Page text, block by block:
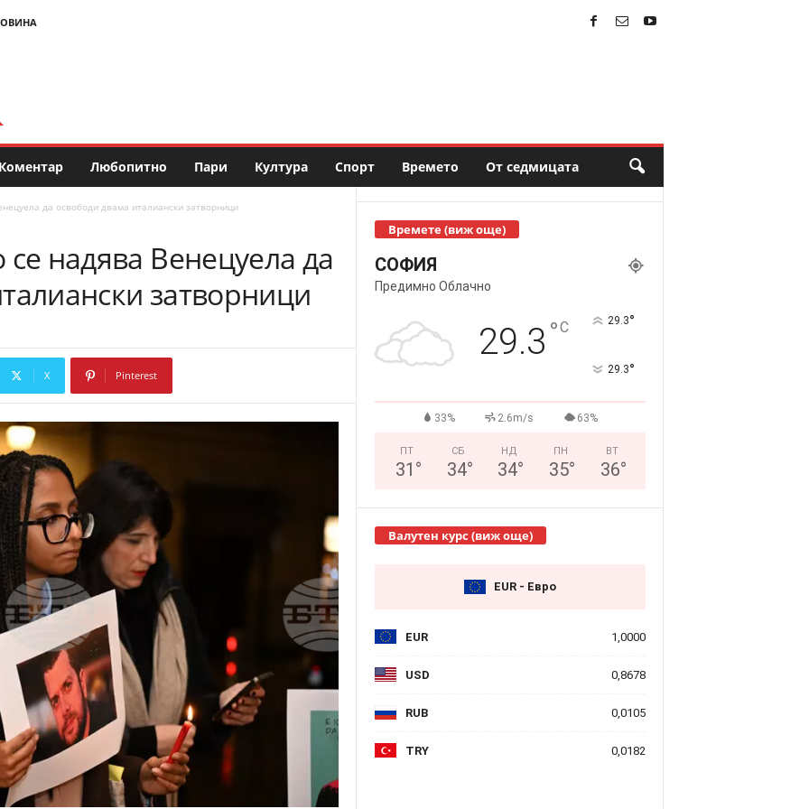
Коментар Любопитно Пари Култура Спорт Времето От седмицата
да освободи двама италиански затворници
надява Венецуела да
затворници
X Pinterest
Времете (виж още)
СОФИЯ
Предимно Облачно
29.3 °C 29.3°
29.3°
33% 2.6m/s 63%
ПТ
31 °
СБ
34°
НД
34°
ПН
35°
ВТ
36°
Валутен курс (виж още)
EUR - Евро
EUR 1,0000
USD 0,8678
RUB 0,0105
TRY 0,0182